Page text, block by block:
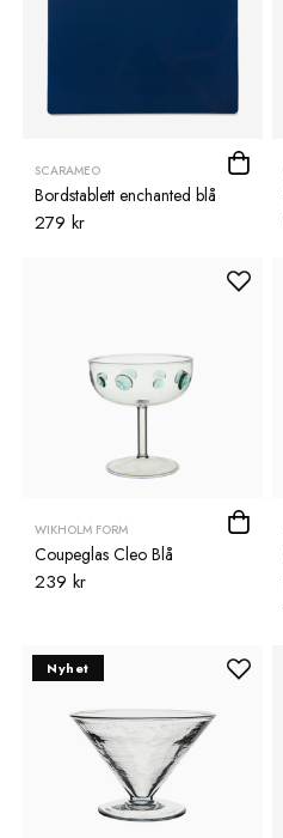
SCARAMEO
Bordstablett enchanted blå
279 kr
WIKHOLM FORM
Coupeglas Cleo Blå
239 kr
Nyhet